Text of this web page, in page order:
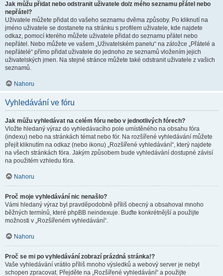
Jak můžu přidat nebo odstranit uživatele do/z mého seznamu přátel nebo
nepřátel?
Uživatele můžete přidat do vašeho seznamu dvěma způsoby. Po kliknutí na
jméno uživatele se dostanete na stránku s profilem uživatele, kde najdete
odkaz, pomocí kterého můžete uživatele přidat do seznamu přátel nebo
nepřátel. Nebo můžete ve vašem „Uživatelském panelu“ na záložce „Přátelé a
nepřátelé“ přímo přidat uživatele do jednoho ze seznamů vložením jejich
uživatelských jmen. Na stejné stránce můžete také odstranit uživatele z vašich
seznamů.
Nahoru
Vyhledávání ve fóru
Jak můžu vyhledávat na celém fóru nebo v jednotlivých fórech?
Vložte hledaný výraz do vyhledávacího pole umístěného na obsahu fóra
(indexu) nebo na stránkách témat nebo fór. Na rozšířené vyhledávání můžete
přejít kliknutím na odkaz (nebo ikonu) „Rozšířené vyhledávání“, který najdete
na všech stránkách fóra. Jakým způsobem bude vyhledávání dostupné závisí
na použitém vzhledu fóra.
Nahoru
Proč moje vyhledávání nic nenašlo?
Vámi hledaný výraz byl pravděpodobně příliš obecný a obsahoval mnoho
běžných termínů, které phpBB neindexuje. Buďte konkrétnější a použijte
možnosti v „Rozšířeném vyhledávání“.
Nahoru
Proč se mi po vyhledávání zobrazí prázdná stránka!?
Vaše vyhledávání vrátilo příliš mnoho výsledků a webový server je nebyl
schopen zpracovat. Přejděte na „Rozšířené vyhledávání“ a použijte